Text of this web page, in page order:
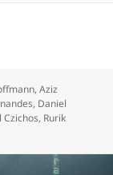
,Aziz
, Daniel
Czichos, Rurik